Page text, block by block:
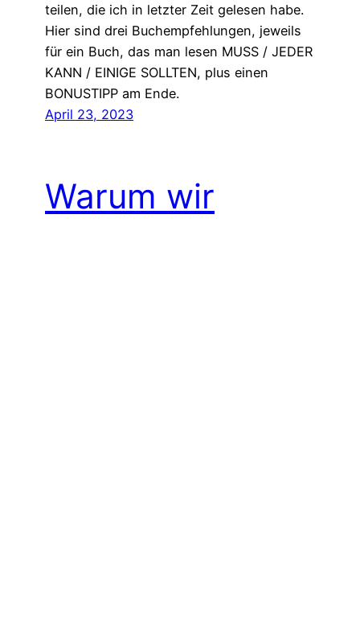
teilen, die ich in letzter Zeit gelesen habe.
Hier sind drei Buchempfehlungen, jeweils
für ein Buch, das man lesen MUSS / JEDER
KANN / EINIGE SOLLTEN, plus einen
BONUSTIPP am Ende.
April 23, 2023
Warum wir